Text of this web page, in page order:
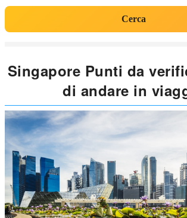
Cerca
Singapore Punti da
di andare in